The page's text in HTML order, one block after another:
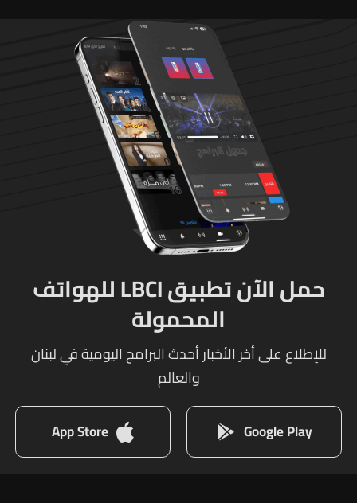
حمل الآن تطبيق LBCI للهواتف
المحمولة
للإطلاع على أخر الأخبار أحدث البرامج اليومية في لبنان
والعالم
Google Play
App Store